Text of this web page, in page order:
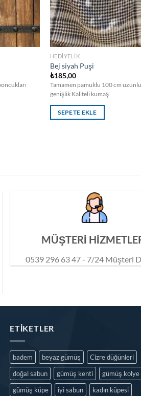
HEDIYELIK
Bej siyah Puşi
₺185,00
Tamamen pamuklu 100 cm
genişlik Kaliteli kumaş
SEPETE EKLE
MÜŞTERİ
0539 296 63 47 - 7/24 Müşteri
ETIKETLER
badem beyaz gümüş
Cizre düğünleri
doğal sabun
gümüş kenti
gümüş kolye
gümüş küpe
iyi sabun
kadın küpesi